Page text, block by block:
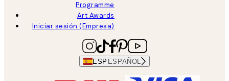
Programme
Art Awards
Iniciar sesión (Empresa)
ESP ESPAÑOL